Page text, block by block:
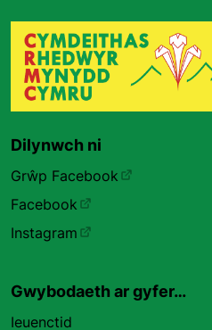
Dilynwch ni
Grŵp Facebook
Facebook
Instagram
Gwybodaeth ar gyfer…
Ieuenctid